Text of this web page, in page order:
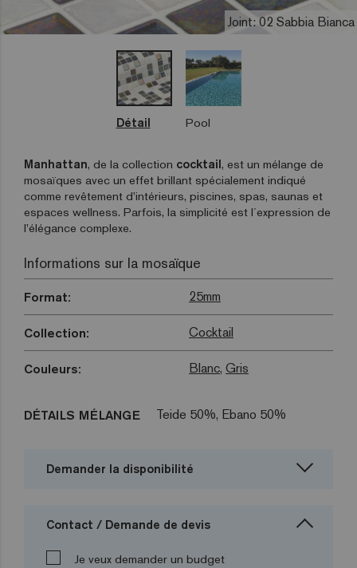
Joint: 02 Sabbia Bianca
Détail Pool
Manhattan, de la collection cocktail, est un mélange de
mosaïques avec un effet brillant spécialement indiqué
comme revêtement d’intérieurs, piscines, spas, saunas et
espaces wellness. Parfois, la simplicité est l´expression de
l’élégance complexe.
Informations sur la mosaïque
Format: 25mm
Collection: Cocktail
Couleurs: Blanc, Gris
DÉTAILS MÉLANGE Teide 50%, Ebano 50%
Demander la disponibilité
Contact / Demande de devis
Je veux demander un budget